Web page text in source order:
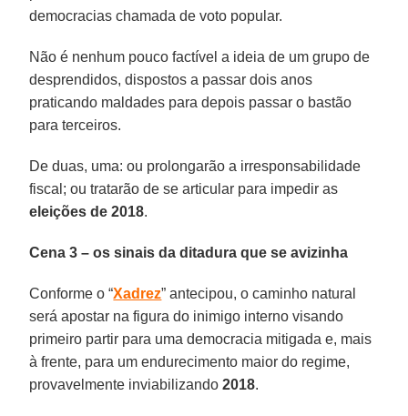
democracias chamada de voto popular.
Não é nenhum pouco factível a ideia de um grupo de
desprendidos, dispostos a passar dois anos
praticando maldades para depois passar o bastão
para terceiros.
De duas, uma: ou prolongarão a irresponsabilidade
fiscal; ou tratarão de se articular para impedir as
eleições de 2018.
Cena 3 – os sinais da ditadura que se avizinha
Conforme o “Xadrez” antecipou, o caminho natural
será apostar na figura do inimigo interno visando
primeiro partir para uma democracia mitigada e, mais
à frente, para um endurecimento maior do regime,
provavelmente inviabilizando2018.